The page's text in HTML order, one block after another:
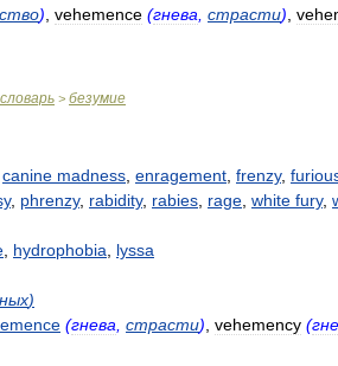
) vehemence (гнева страсти)
словарь > безумие
canine madness enragement frenzy,
, phrenzy, rabidity, rabies rage white fury,
hydrophobia
lyssa
)
(гнева страсти) vehemency (